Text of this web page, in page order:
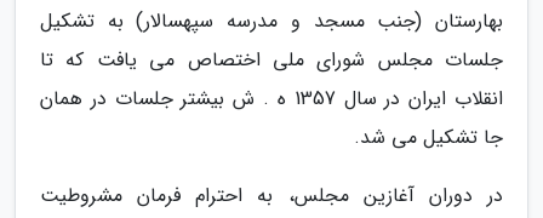
بهارستان (جنب مسجد و مدرسه سپهسالار) به تشکیل
جلسات مجلس شورای ملی اختصاص می یافت که تا
انقلاب ایران در سال 1357 ه . ش بیشتر جلسات در همان
جا تشکیل می شد.
در دوران آغازین مجلس، به احترام فرمان مشروطیت